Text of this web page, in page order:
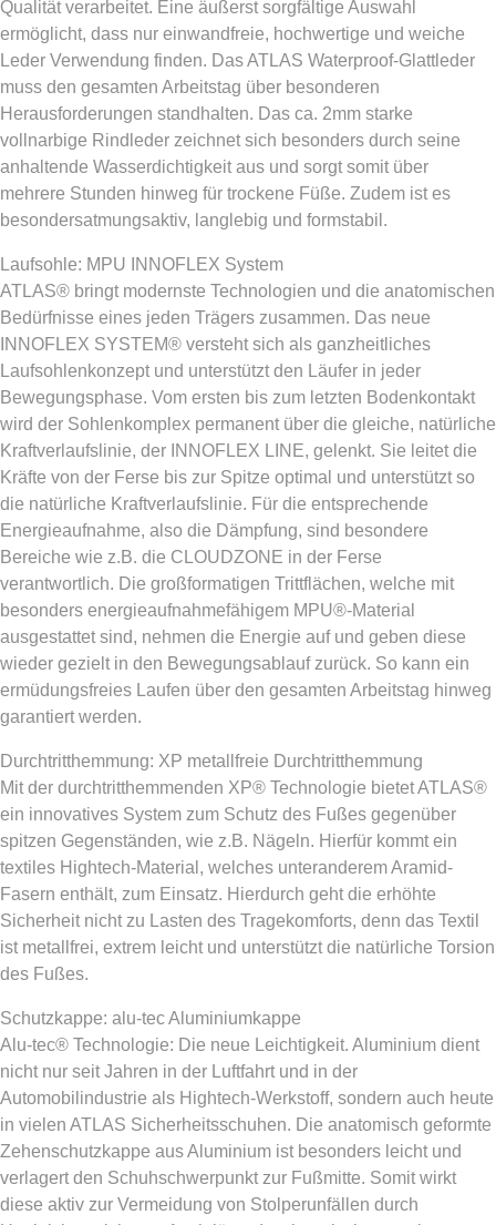
Qualität verarbeitet. Eine äußerst sorgfältige Auswahl
ermöglicht, dass nur einwandfreie, hochwertige und weiche
Leder Verwendung finden. Das ATLAS Waterproof-Glattleder
muss den gesamten Arbeitstag über besonderen
Herausforderungen standhalten. Das ca. 2mm starke
vollnarbige Rindleder zeichnet sich besonders durch seine
anhaltende Wasserdichtigkeit aus und sorgt somit über
mehrere Stunden hinweg für trockene Füße. Zudem ist es
besondersatmungsaktiv, langlebig und formstabil.
Laufsohle: MPU INNOFLEX System
ATLAS® bringt modernste Technologien und die anatomischen
Bedürfnisse eines jeden Trägers zusammen. Das neue
INNOFLEX SYSTEM® versteht sich als ganzheitliches
Laufsohlenkonzept und unterstützt den Läufer in jeder
Bewegungsphase. Vom ersten bis zum letzten Bodenkontakt
wird der Sohlenkomplex permanent über die gleiche, natürliche
Kraftverlaufslinie, der INNOFLEX LINE, gelenkt. Sie leitet die
Kräfte von der Ferse bis zur Spitze optimal und unterstützt so
die natürliche Kraftverlaufslinie. Für die entsprechende
Energieaufnahme, also die Dämpfung, sind besondere
Bereiche wie z.B. die CLOUDZONE in der Ferse
verantwortlich. Die großformatigen Trittflächen, welche mit
besonders energieaufnahmefähigem MPU®-Material
ausgestattet sind, nehmen die Energie auf und geben diese
wieder gezielt in den Bewegungsablauf zurück. So kann ein
ermüdungsfreies Laufen über den gesamten Arbeitstag hinweg
garantiert werden.
Durchtritthemmung: XP metallfreie Durchtritthemmung
Mit der durchtritthemmenden XP® Technologie bietet ATLAS®
ein innovatives System zum Schutz des Fußes gegenüber
spitzen Gegenständen, wie z.B. Nägeln. Hierfür kommt ein
textiles Hightech-Material, welches unteranderem Aramid-
Fasern enthält, zum Einsatz. Hierdurch geht die erhöhte
Sicherheit nicht zu Lasten des Tragekomforts, denn das Textil
ist metallfrei, extrem leicht und unterstützt die natürliche Torsion
des Fußes.
Schutzkappe: alu-tec Aluminiumkappe
Alu-tec® Technologie: Die neue Leichtigkeit. Aluminium dient
nicht nur seit Jahren in der Luftfahrt und in der
Automobilindustrie als Hightech-Werkstoff, sondern auch heute
in vielen ATLAS Sicherheitsschuhen. Die anatomisch geformte
Zehenschutzkappe aus Aluminium ist besonders leicht und
verlagert den Schuhschwerpunkt zur Fußmitte. Somit wirkt
diese aktiv zur Vermeidung von Stolperunfällen durch